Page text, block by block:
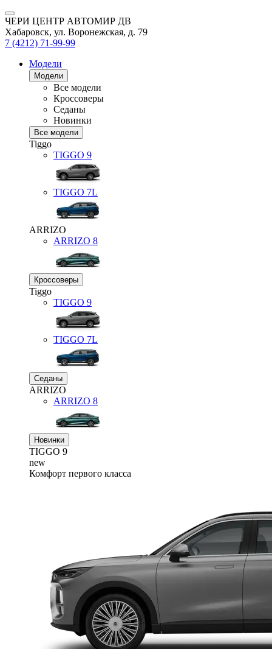
ЧЕРИ ЦЕНТР АВТОМИР ДВ
Хабаровск, ул. Воронежская, д. 79
7 (4212) 71-99-99
Модели
Модели
Все модели
Кроссоверы
Седаны
Новинки
Все модели
Tiggo
TIGGO 9
TIGGO 7L
ARRIZO
ARRIZO 8
Кроссоверы
Tiggo
TIGGO 9
TIGGO 7L
Седаны
ARRIZO
ARRIZO 8
Новинки
TIGGO 9
new
Комфорт первого класса